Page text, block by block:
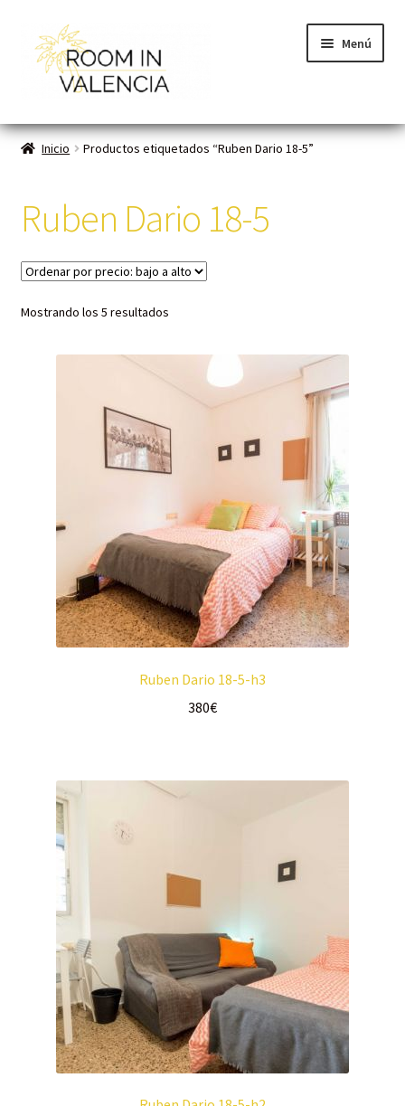
Menú
Inicio
Cómo funciona
Contacto
Planes VLC
Inicio Productos etiquetados “Ruben Dario 18-5”
Ruben Dario 18-5
Mostrando los 5 resultados
Ruben Dario 18-5-h3
380€